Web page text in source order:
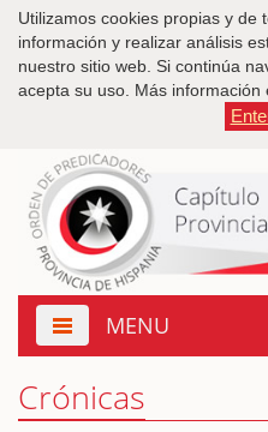
Utilizamos cookies propias y de
información y realizar análisis
nuestro sitio web. Si continúa
acepta su uso. Más información
Abrir
menú
MENU
Crónicas